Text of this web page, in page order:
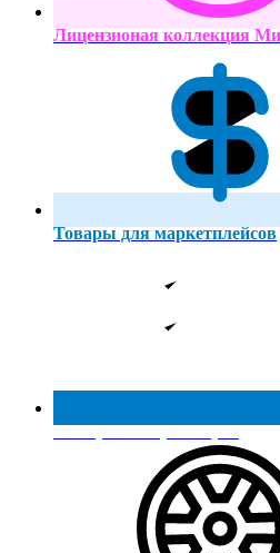
Лицензионая коллекция
Товары для маркетплейсов
Реестр МинПромТорга